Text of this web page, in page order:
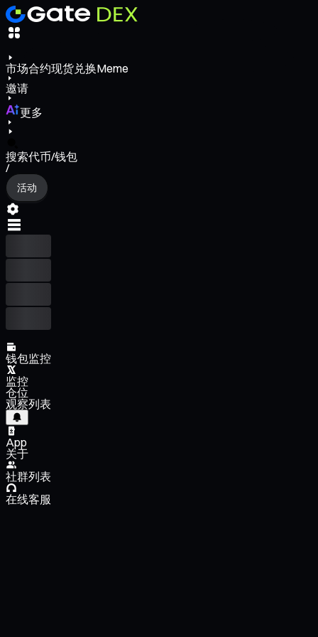
市场合约现货兑换Meme
邀请
更多
搜索代币/钱包
/
活动
钱包监控
监控
仓位
观察列表
App
关于
社群列表
在线客服